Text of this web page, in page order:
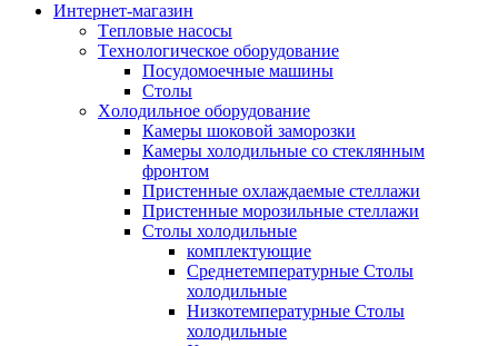
Интернет-магазин
Tепловые насосы
Tехнологическое оборудование
Посудомоечные машины
Столы
Xолодильное оборудование
Камеры шоковой заморозки
Камеры холодильные со стеклянным
фронтом
Пристенные охлаждаемые стеллажи
Пристенные морозильные стеллажи
Столы холодильные
комплектующие
Среднетемпературные Столы
холодильные
Низкотемпературные Столы
холодильные